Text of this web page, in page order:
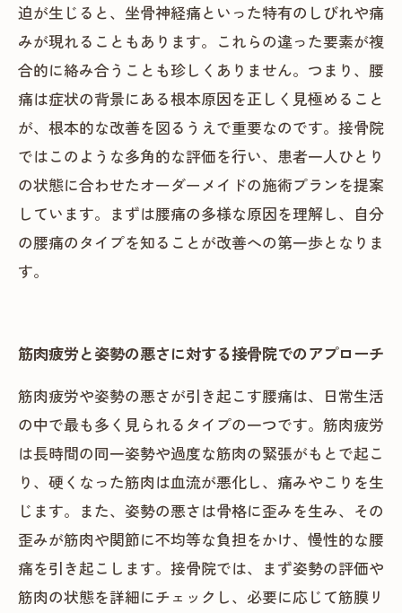
迫が生じると、坐骨神経痛といった特有のしびれや痛
みが現れることもあります。これらの違った要素が複
合的に絡み合うことも珍しくありません。つまり、腰
痛は症状の背景にある根本原因を正しく見極めること
が、根本的な改善を図るうえで重要なのです。接骨院
ではこのような多角的な評価を行い、患者一人ひとり
の状態に合わせたオーダーメイドの施術プランを提案
しています。まずは腰痛の多様な原因を理解し、自分
の腰痛のタイプを知ることが改善への第一歩となりま
す。
筋肉疲労と姿勢の悪さに対する接骨院でのアプローチ
筋肉疲労や姿勢の悪さが引き起こす腰痛は、日常生活
の中で最も多く見られるタイプの一つです。筋肉疲労
は長時間の同一姿勢や過度な筋肉の緊張がもとで起こ
り、硬くなった筋肉は血流が悪化し、痛みやこりを生
じます。また、姿勢の悪さは骨格に歪みを生み、その
歪みが筋肉や関節に不均等な負担をかけ、慢性的な腰
痛を引き起こします。接骨院では、まず姿勢の評価や
筋肉の状態を詳細にチェックし、必要に応じて筋膜リ